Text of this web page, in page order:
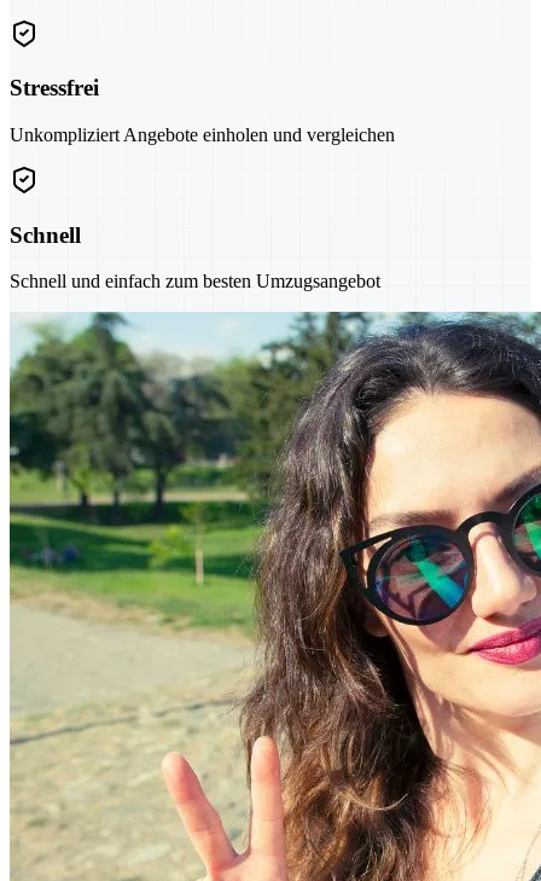
Stressfrei
Unkompliziert Angebote einholen und vergleichen
Schnell
Schnell und einfach zum besten Umzugsangebot